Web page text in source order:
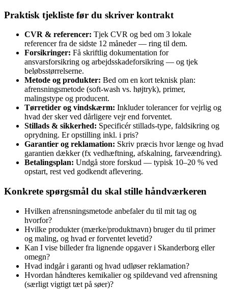
Praktisk tjekliste før du skriver kontrakt
CVR & referencer: Tjek CVR og bed om 3 lokale
referencer fra de sidste 12 måneder — ring til dem.
Forsikringer: Få skriftlig dokumentation for
ansvarsforsikring og arbejdsskadeforsikring — og tjek
beløbsstørrelserne.
Metode og produkter: Bed om en kort teknisk plan:
afrensningsmetode (soft‑wash vs. højtryk), primer,
malingstype og producent.
Tørretider og vindskærm: Inkluder tolerancer for vejrlig og
hvad der sker ved dårligere vejr end forventet.
Stillads & sikkerhed: Specificér stillads‑type, faldsikring og
oprydning. Er opstilling inkl. i pris?
Garantier og reklamation: Skriv præcis hvor længe og hvad
garantien dækker (fx vedhæftning, afskalning, farveændring).
Betalingsplan: Undgå store forskud — typisk 10–20 % ved
opstart, rest ved godkendt aflevering.
Konkrete spørgsmål du skal stille håndværkeren
Hvilken afrensningsmetode anbefaler du til mit tag og
hvorfor?
Hvilke produkter (mærke/produktnavn) bruger du til primer
og maling, og hvad er forventet levetid?
Kan I vise billeder fra lignende opgaver i Skanderborg eller
omegn?
Hvad indgår i garanti og hvad udløser reklamation?
Hvordan håndteres kemikalier og spildevand ved afrensning
(særligt vigtigt tæt på søer)?